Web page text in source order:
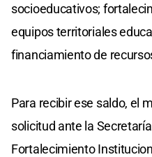
socioeducativos;
equipos territoriales
financiamiento de
Para recibir ese saldo, el
solicitud ante la
Fortalecimiento